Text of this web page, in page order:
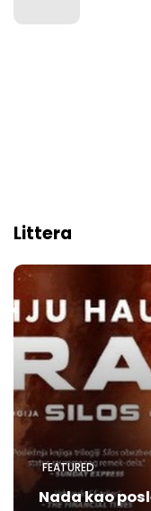
Littera
FEATURED
Nada kao